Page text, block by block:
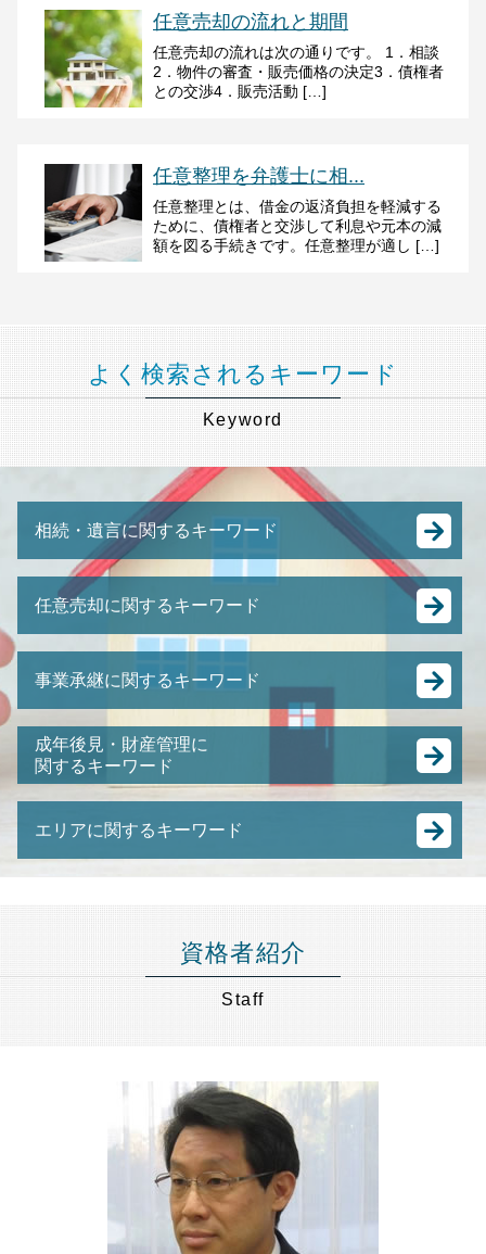
任意売却の流れと期間
任意売却の流れは次の通りです。 1．相談
2．物件の審査・販売価格の決定3．債権者
との交渉4．販売活動 […]
任意整理を弁護士に相...
任意整理とは、借金の返済負担を軽減する
ために、債権者と交渉して利息や元本の減
額を図る手続きです。任意整理が適し […]
よく検索されるキーワード
Keyword
相続・遺言に関するキーワード
公正証書遺言 もめる
遺言書 法務局
遺留分 遺言
限定承認 手続き
公正証書遺言 証人
遺産分割 調停 流れ
遺言書 遺留分
相続人 連絡 取れない
田舎 土地 相続
公正証書遺言 自分で
相続税 基礎控除 生命保険
不動産 共有名義
譲渡 所得税 相続
任意売却に関するキーワード
強制 競売 とは
任意売却 費用
任意売却 流れ
土地 競売
任意売却 買い手がつかない
住宅ローン 売却
事業承継に関するキーワード
日本 m&a
事業承継 節税
株式譲渡 とは
m&a 中小企業
中小企業 合併
事業承継 とは
事業承継 m&a
事業譲渡 会社分割 違い
中小企業 後継者問題
特定承継 とは
有限会社 事業承継
中小企業庁 事業承継
成年後見・財産管理に
関するキーワード
親 後見人 になるには
認知症 預金管理
任意 後見人 できること
成年後見人 なれる人
成年後見人 になるには
成年後見制度
認知症 後見人
成年後見人
成年後見人とは わかりやすく
エリアに関するキーワード
成年後見 港区 弁護士 相談
財産管理 埼玉県 弁護士 相談
任意売却 東京都 弁護士 相談
不動産相続 神奈川県 弁護士 相談
遺言書作成 千葉県 弁護士 相談
事業承継 品川区 弁護士 相談
財産管理 神奈川県 弁護士 相談
相続 港区 弁護士 相談
相続 節税 埼玉県 弁護士 相談
不動産相続 埼玉県 弁護士 相談
財産管理 目黒区 弁護士 相談
資格者紹介
Staff